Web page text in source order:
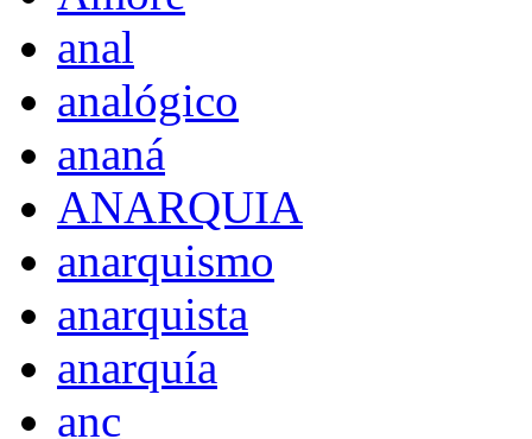
anal
analógico
ananá
ANARQUIA
anarquismo
anarquista
anarquía
anc